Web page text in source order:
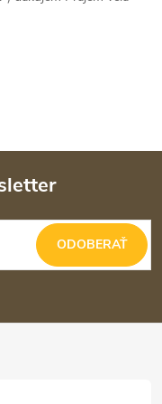
ODOBERAŤ